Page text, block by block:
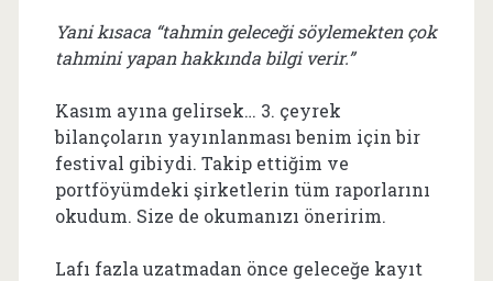
Yani kısaca “tahmin geleceği söylemekten çok
tahmini yapan hakkında bilgi verir.”
Kasım ayına gelirsek… 3. çeyrek
bilançoların yayınlanması benim için bir
festival gibiydi. Takip ettiğim ve
portföyümdeki şirketlerin tüm raporlarını
okudum. Size de okumanızı öneririm.
Lafı fazla uzatmadan önce geleceğe kayıt